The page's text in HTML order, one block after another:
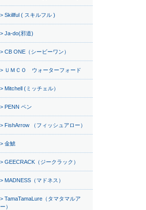
Skillful ( スキルフル )
Ja-do(邪道)
CB ONE（シービーワン）
ＵＭＣＯ ウォーターフォード
Mitchell (ミッチェル）
PENN ペン
FishArrow （フィッシュアロー）
金鯱
GEECRACK（ジークラック）
MADNESS（マドネス）
TamaTamaLure（タマタマルア
ー）